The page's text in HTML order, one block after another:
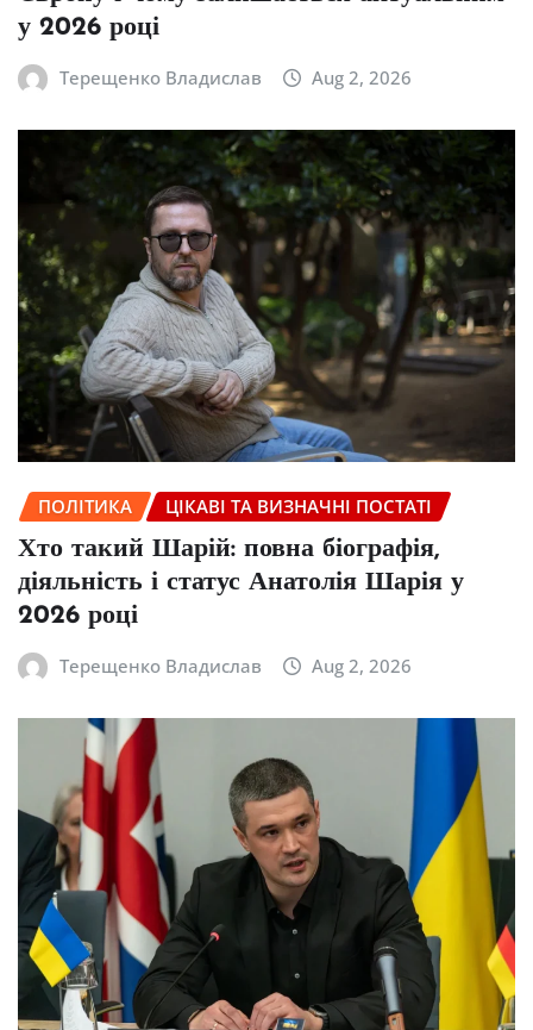
у 2026 році
Терещенко Владислав Aug 2, 2026
ПОЛІТИКА ЦІКАВІ ТА ВИЗНАЧНІ ПОСТАТІ
Хто такий Шарій: повна біографія,
діяльність і статус Анатолія Шарія у
2026 році
Терещенко Владислав Aug 2, 2026